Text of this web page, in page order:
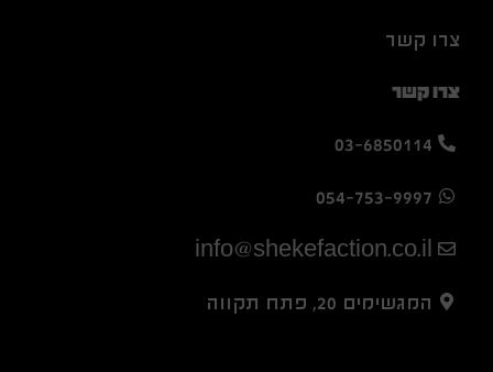
צרו קשר
צרו קשר
03-6850114
054-753-9997
info@shekefaction.co.il
המגשימים 20, פתח תקווה